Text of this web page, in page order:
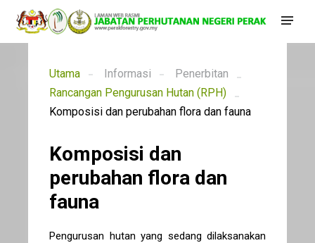
Utama Informasi
Penerbitan
Rancangan Pengurusan Hutan (RPH)
Komposisi dan perubahan flora dan fauna
Komposisi dan
perubahan flora dan
fauna
Pengurusan hutan yang sedang dilaksanakan